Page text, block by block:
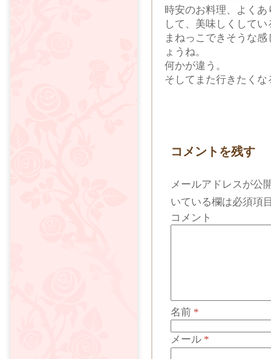
時安のお料理、よく
して、美味しくしてい
まねっこできそうな
ょうね。
何かが違う。
そしてまた行きたくな
コメントを残す
メールアドレスが公
いている欄は必須項
コメント
名前 *
メール *